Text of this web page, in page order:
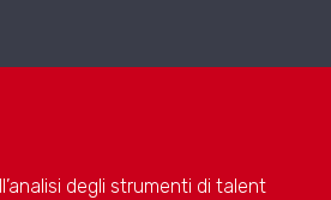
degli strumenti di talent